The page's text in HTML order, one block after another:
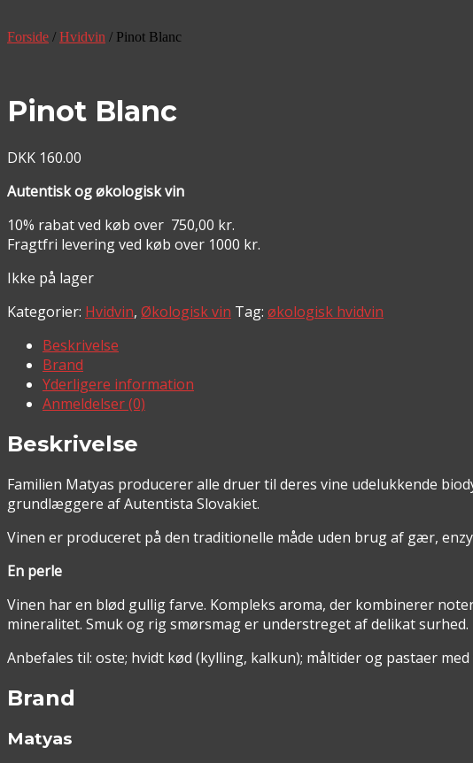
Forside / Hvidvin / Pinot Blanc
Pinot Blanc
DKK 160.00
Autentisk og økologisk vin
10% rabat ved køb over 750,00 kr.
Fragtfri levering ved køb over 1000 kr.
Ikke på lager
Kategorier: Hvidvin, Økologisk vin Tag: økologisk hvidvin
Beskrivelse
Brand
Yderligere information
Anmeldelser (0)
Beskrivelse
Familien Matyas producerer alle druer til deres vine udelukkende
grundlæggere af Autentista Slovakiet.
Vinen er produceret på den traditionelle måde uden brug af gær,
En perle
Vinen har en blød gullig farve. Kompleks aroma, der kombinerer
mineralitet. Smuk og rig smørsmag er understreget af delikat surhed.
Anbefales til: oste; hvidt kød (kylling, kalkun); måltider og pastaer
Brand
Matyas